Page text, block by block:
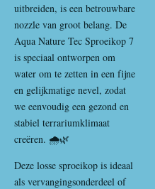
uitbreiden, is een betrouwbare
nozzle van groot belang. De
Aqua Nature Tec Sproeikop 7
is speciaal ontworpen om
water om te zetten in een fijne
en gelijkmatige nevel, zodat
we eenvoudig een gezond en
stabiel terrariumklimaat
creëren. 🌧️🌿
Deze losse sproeikop is ideaal
als vervangingsonderdeel of